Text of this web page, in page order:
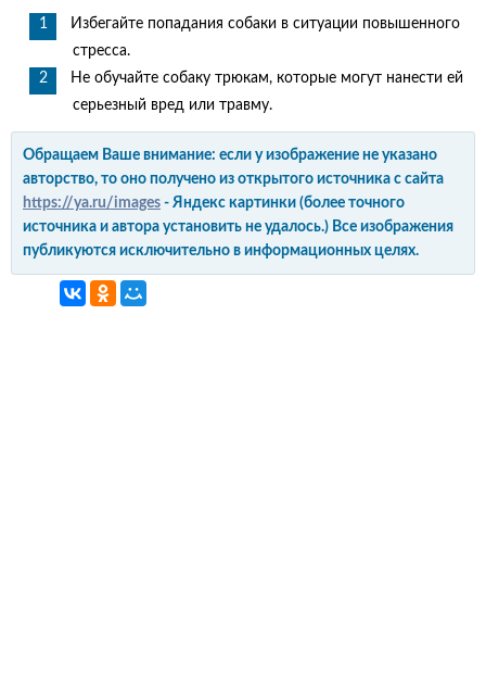
Избегайте попадания собаки в ситуации повышенного
стресса.
Не обучайте собаку трюкам, которые могут нанести ей
серьезный вред или травму.
Обращаем Ваше внимание: если у изображение не указано
авторство, то оно получено из открытого источника с сайта
https://ya.ru/images - Яндекс картинки (более точного
источника и автора установить не удалось.) Все изображения
публикуются исключительно в информационных целях.